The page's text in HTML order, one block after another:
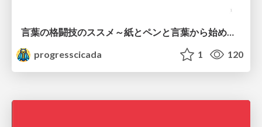
progresscicada
1 120